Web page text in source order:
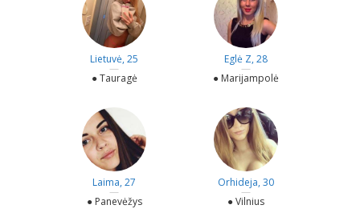
Lietuvė, 25
—
● Tauragė
Eglė Z, 28
—
● Marijampolė
Laima, 27
—
● Panevėžys
Orhideja, 30
—
● Vilnius